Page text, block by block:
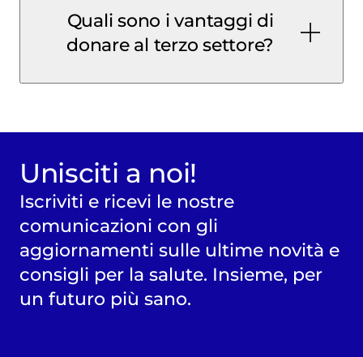
Quali sono i vantaggi di
donare al terzo settore?
a questo link
Unisciti a noi!
Iscriviti e ricevi le nostre
comunicazioni con gli
aggiornamenti sulle ultime novità e
consigli per la salute. Insieme, per
un futuro più sano.